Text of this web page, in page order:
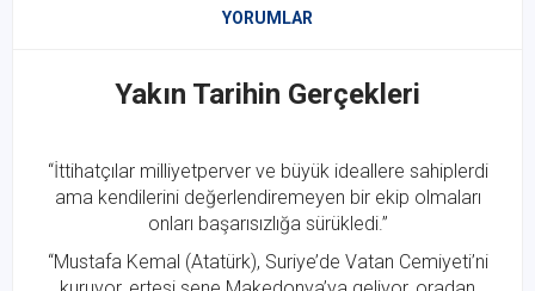
YORUMLAR
Yakın Tarihin Gerçekleri
“İttihatçılar milliyetperver ve büyük ideallere sahiplerdi
ama kendilerini değerlendiremeyen bir ekip olmaları
onları başarısızlığa sürükledi.”
“Mustafa Kemal (Atatürk), Suriye’de Vatan Cemiyeti’ni